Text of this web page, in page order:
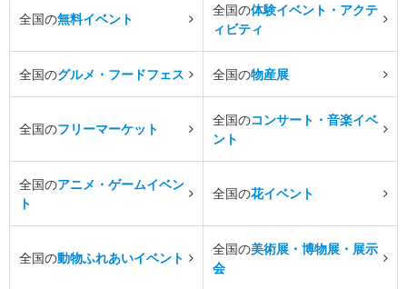
全国の無料イベント
全国の体験イベント・アクテ
ィビティ
全国のグルメ・フードフェス 全国の物産展
全国のフリーマーケット
全国のコンサート・音楽イベ
ント
全国のアニメ・ゲームイベン
ト
全国の花イベント
全国の動物ふれあいイベント
全国の美術展・博物展・展示
会